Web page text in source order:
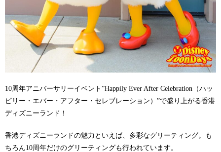
10周年アニバーサリーイベント”Happily Ever After Celebration（ハッ
ピリー・エバー・アフター・セレブレーション）”で盛り上がる香港
ディズニーランド！
香港ディズニーランドの魅力といえば、多彩なグリーティング。も
ちろん10周年だけのグリーティングも行われています。